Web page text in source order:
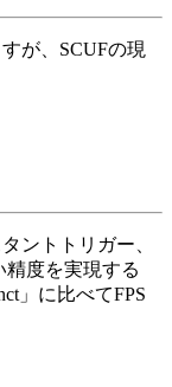
が、SCUFの現
ントトリガー、
精度を実現する
」に比べてFPS